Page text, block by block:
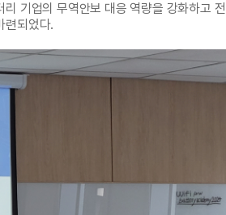
기업의 무역안보 대응 역량을 강화하고
련되었다.